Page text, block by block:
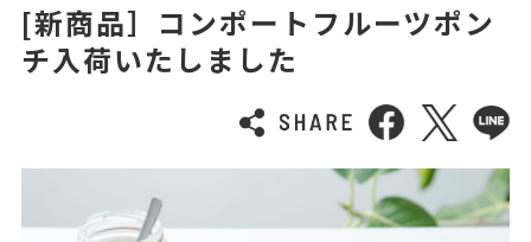
[新商品］コンポートフルーツポン
チ入荷いたしました